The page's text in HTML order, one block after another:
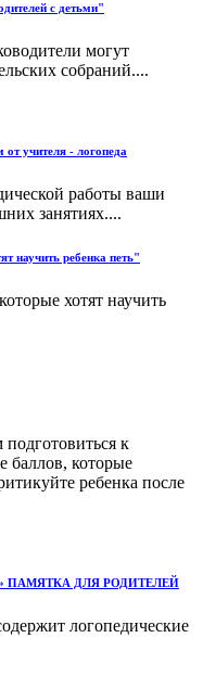
с детьми"
могут
собраний....
учителя - логопеда
работы ваши
занятиях....
научить ребенка петь"
хотят научить
к
которые
ребенка после
ПАМЯТКА ДЛЯ РОДИТЕЛЕЙ
логопедические